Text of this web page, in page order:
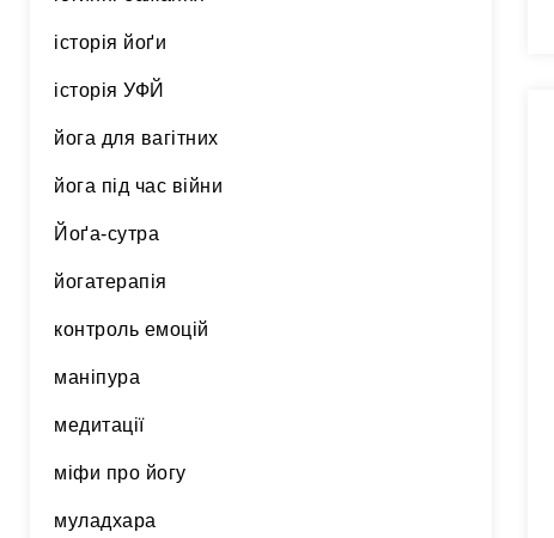
історія йоґи
історія УФЙ
йога для вагітних
йога під час війни
Йоґа-сутра
йогатерапія
контроль емоцій
маніпура
медитації
міфи про йогу
муладхара